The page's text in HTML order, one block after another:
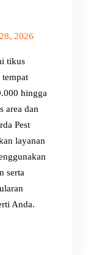
2026
tikus
hingga
area dan
Pest
layanan
serta
Anda.